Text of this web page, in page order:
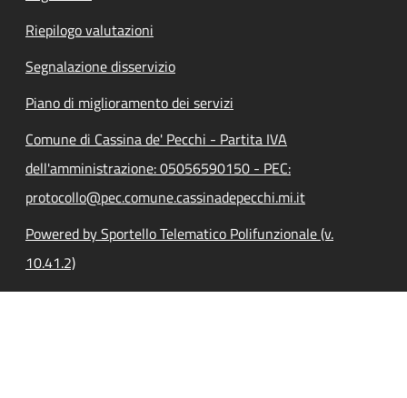
Riepilogo valutazioni
Segnalazione disservizio
Piano di miglioramento dei servizi
Comune di Cassina de' Pecchi - Partita IVA
dell'amministrazione: 05056590150 - PEC:
protocollo@pec.comune.cassinadepecchi.mi.it
Powered by Sportello Telematico Polifunzionale (v.
10.41.2)